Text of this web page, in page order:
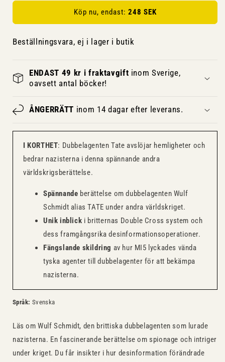
Köp nu, endast: 248 SEK
Beställningsvara, ej i lager i butik
ENDAST 49 kr i fraktavgift inom Sverige,
oavsett antal böcker!
ÅNGERRÄTT inom 14 dagar efter leverans.
I KORTHET: Dubbelagenten Tate avslöjar hemligheter och
bedrar nazisterna i denna spännande andra
världskrigsberättelse.
Spännande berättelse om dubbelagenten Wulf
Schmidt alias TATE under andra världskriget.
Unik inblick i britternas Double Cross system och
dess framgångsrika desinformationsoperationer.
Fängslande skildring av hur MI5 lyckades vända
tyska agenter till dubbelagenter för att bekämpa
nazisterna.
Språk: Svenska
Läs om Wulf Schmidt, den brittiska dubbelagenten som lurade
nazisterna. En fascinerande berättelse om spionage och intriger
under kriget. Du får insikter i hur desinformation förändrade